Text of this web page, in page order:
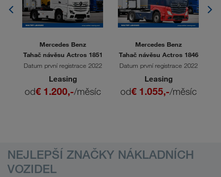
Mercedes Benz
Tahač návěsu Actros 1851
Datum první registrace 2022
Leasing
od€ 1.200,-/měsíc
Mercedes Benz
Tahač návěsu Actros 1846
Datum první registrace 2022
Leasing
od€ 1.055,-/měsíc
NEJLEPŠÍ ZNAČKY NÁKLADNÍCH
VOZIDEL